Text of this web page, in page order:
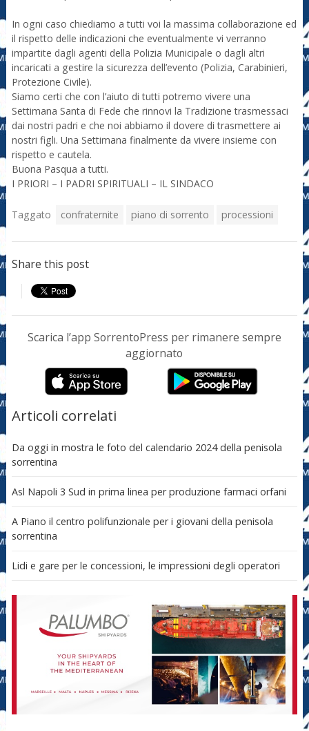
In ogni caso chiediamo a tutti voi la massima collaborazione ed
il rispetto delle indicazioni che eventualmente vi verranno
impartite dagli agenti della Polizia Municipale o dagli altri
incaricati a gestire la sicurezza dell’evento (Polizia, Carabinieri,
Protezione Civile).
Siamo certi che con l’aiuto di tutti potremo vivere una
Settimana Santa di Fede che rinnovi la Tradizione trasmessaci
dai nostri padri e che noi abbiamo il dovere di trasmettere ai
nostri figli. Una Settimana finalmente da vivere insieme con
rispetto e cautela.
Buona Pasqua a tutti.
I PRIORI – I PADRI SPIRITUALI – IL SINDACO
Taggato confraternite piano di sorrento processioni
Share this post
Scarica l’app SorrentoPress per rimanere sempre
aggiornato
Articoli correlati
Da oggi in mostra le foto del calendario 2024 della penisola
sorrentina
Asl Napoli 3 Sud in prima linea per produzione farmaci orfani
A Piano il centro polifunzionale per i giovani della penisola
sorrentina
Lidi e gare per le concessioni, le impressioni degli operatori